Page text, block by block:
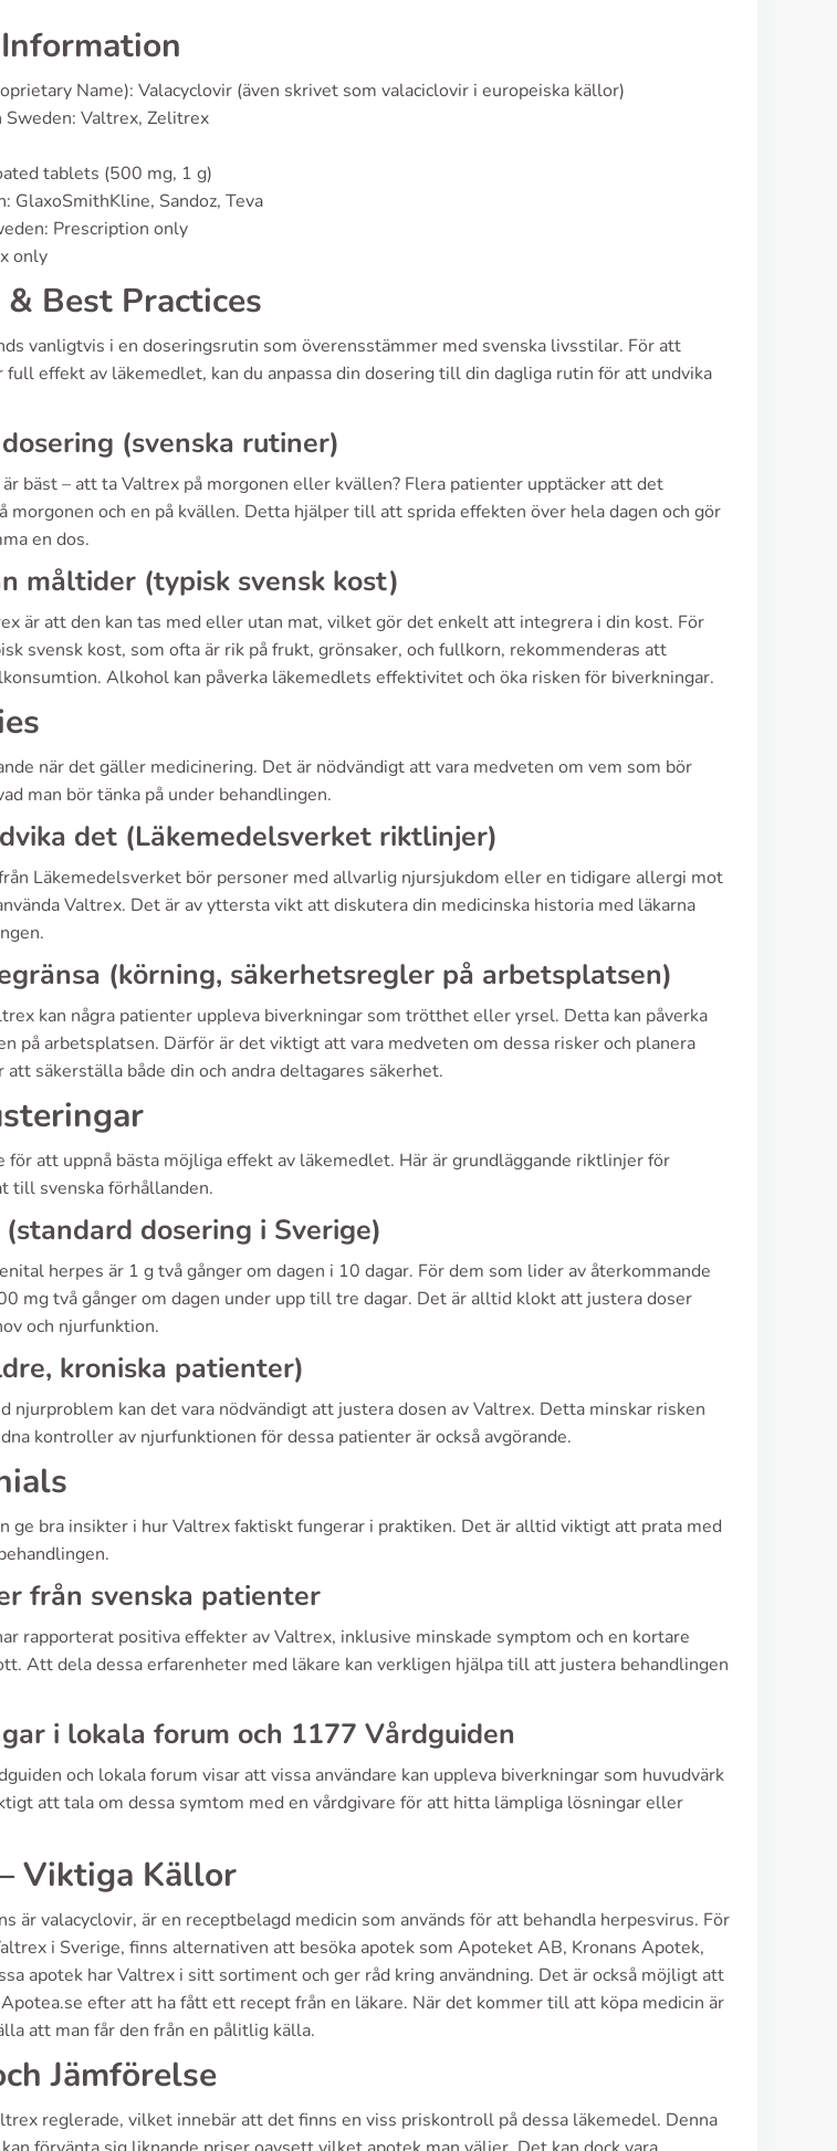
Name): Valacyclovir (även skrivet som valaciclovir i europeiska källor)
Sweden: Valtrex, Zelitrex
tablets (500 mg, 1 g)
GlaxoSmithKline, Sandoz, Teva
Prescription only
only
Best Practices
vanligtvis i en doseringsrutin som överensstämmer med svenska livsstilar. För att
effekt av läkemedlet, kan du anpassa din dosering till din dagliga rutin för att undvika
(svenska rutiner)
är bäst – att ta Valtrex på morgonen eller kvällen? Flera patienter upptäcker att det
morgonen och en på kvällen. Detta hjälper till att sprida effekten över hela dagen och gör
en dos.
måltider (typisk svensk kost)
är att den kan tas med eller utan mat, vilket gör det enkelt att integrera i din kost. För
svensk kost, som ofta är rik på frukt, grönsaker, och fullkorn, rekommenderas att
Alkohol kan påverka läkemedlets effektivitet och öka risken för biverkningar.
när det gäller medicinering. Det är nödvändigt att vara medveten om vem som bör
man bör tänka på under behandlingen.
det (Läkemedelsverket riktlinjer)
Läkemedelsverket bör personer med allvarlig njursjukdom eller en tidigare allergi mot
Valtrex. Det är av yttersta vikt att diskutera din medicinska historia med läkarna
(körning, säkerhetsregler på arbetsplatsen)
kan några patienter uppleva biverkningar som trötthet eller yrsel. Detta kan påverka
på arbetsplatsen. Därför är det viktigt att vara medveten om dessa risker och planera
säkerställa både din och andra deltagares säkerhet.
för att uppnå bästa möjliga effekt av läkemedlet. Här är grundläggande riktlinjer för
till svenska förhållanden.
dosering i Sverige)
herpes är 1 g två gånger om dagen i 10 dagar. För dem som lider av återkommande
mg två gånger om dagen under upp till tre dagar. Det är alltid klokt att justera doser
och njurfunktion.
kroniska patienter)
njurproblem kan det vara nödvändigt att justera dosen av Valtrex. Detta minskar risken
kontroller av njurfunktionen för dessa patienter är också avgörande.
ge bra insikter i hur Valtrex faktiskt fungerar i praktiken. Det är alltid viktigt att prata med
från svenska patienter
rapporterat positiva effekter av Valtrex, inklusive minskade symptom och en kortare
Att dela dessa erfarenheter med läkare kan verkligen hjälpa till att justera behandlingen
i lokala forum och 1177 Vårdguiden
och lokala forum visar att vissa användare kan uppleva biverkningar som huvudvärk
att tala om dessa symtom med en vårdgivare för att hitta lämpliga lösningar eller
Viktiga Källor
är valacyclovir, är en receptbelagd medicin som används för att behandla herpesvirus. För
i Sverige, finns alternativen att besöka apotek som Apoteket AB, Kronans Apotek,
apotek har Valtrex i sitt sortiment och ger råd kring användning. Det är också möjligt att
efter att ha fått ett recept från en läkare. När det kommer till att köpa medicin är
att man får den från en pålitlig källa.
Jämförelse
reglerade, vilket innebär att det finns en viss priskontroll på dessa läkemedel. Denna